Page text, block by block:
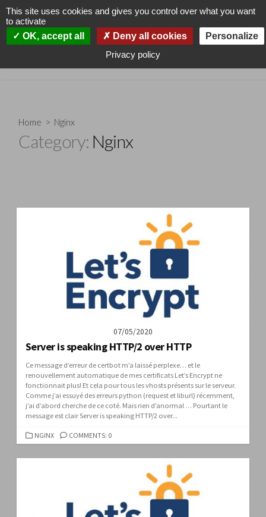
Skip
to
content
Cyklodev
Adminsys and more
Home > Nginx
Category: Nginx
07/05/2020
Server is speaking HTTP/2 over HTTP
Ce message d’erreur de certbot m’a laissé perplexe… et le
renouvellement automatique de mes certificats Let’s Encrypt ne
fonctionnait plus! Et cela pour tous les vhosts présents sur le serveur.
Comme j’ai essuyé des erreurs python (request et liburl) récemment,
j’ai d’abord cherche de ce coté. Mais rien d’anormal … Pourtant le
message est clair Server is speaking HTTP/2 over...
CATEGORIES
NGINX COMMENTS: 0
This site uses cookies and gives you control over what you want
to activate
OK, accept all
Deny all cookies
Personalize
Privacy policy